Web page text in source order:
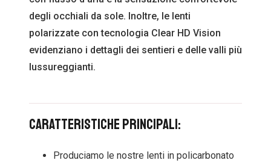
degli occhiali da sole. Inoltre, le lenti
polarizzate con tecnologia Clear HD Vision
evidenziano i dettagli dei sentieri e delle valli più
lussureggianti.
Caratteristiche principali:
Produciamo le nostre lenti in policarbonato